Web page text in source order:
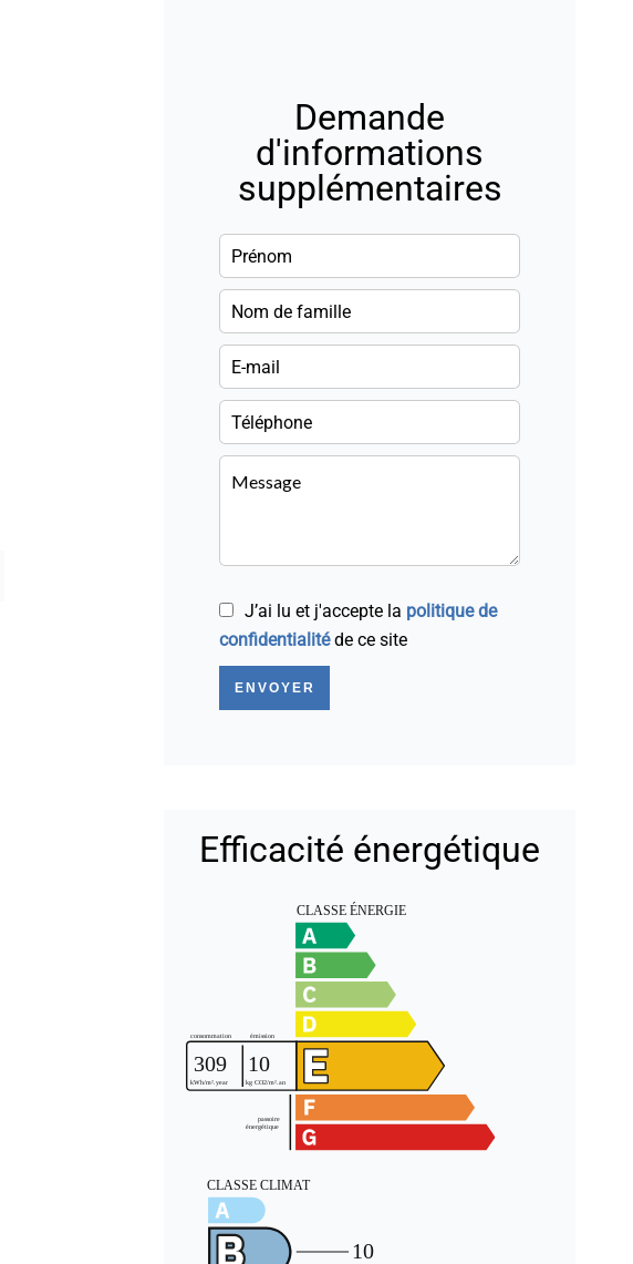
Demande
d'informations
supplémentaires
J’ai lu et j'accepte la politique de
confidentialitéde ce site
ENVOYER
Efficacité énergétique